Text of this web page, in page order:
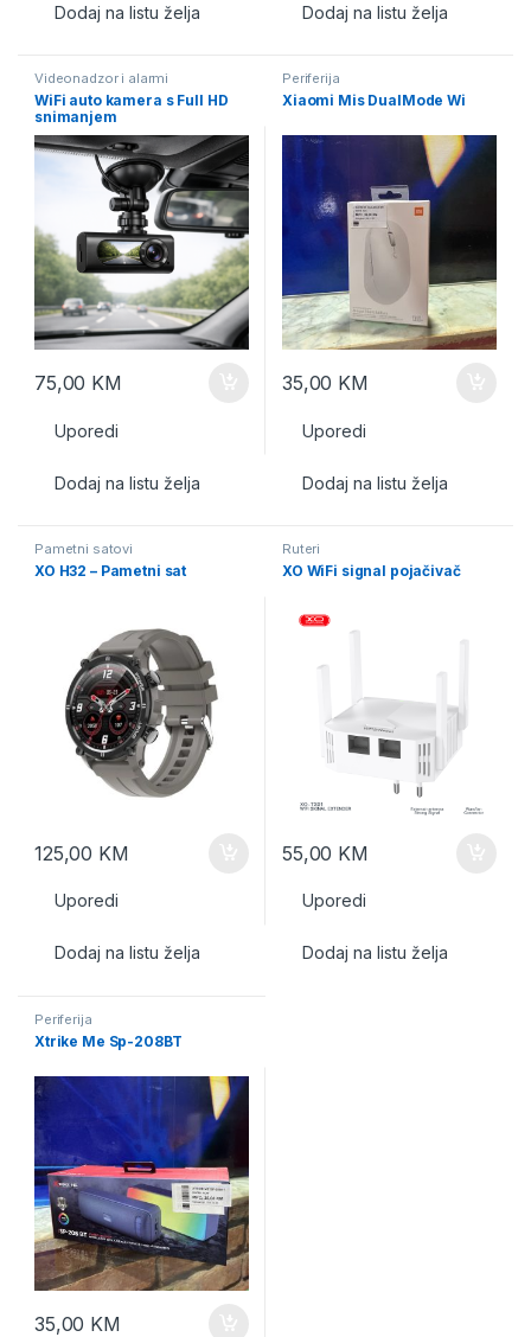
Dodaj na listu želja Dodaj na listu želja
Videonadzor i alarmi
WiFi auto kamera s Full HD
snimanjem
75,00 KM
Uporedi
Dodaj na listu želja
Periferija
Xiaomi Mis DualMode Wi
35,00 KM
Uporedi
Dodaj na listu želja
Pametni satovi
XO H32 – Pametni sat
125,00 KM
Uporedi
Dodaj na listu želja
Ruteri
XO WiFi signal pojačivač
55,00 KM
Uporedi
Dodaj na listu želja
Periferija
Xtrike Me Sp-208BT
35,00 KM